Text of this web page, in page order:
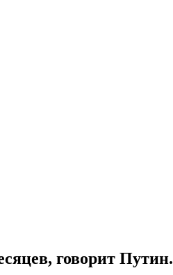
говорит Путин.